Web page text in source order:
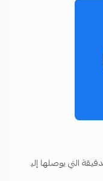
التي يوصلها إلي